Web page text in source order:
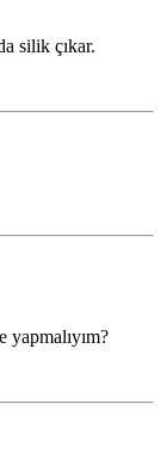
silik çıkar.